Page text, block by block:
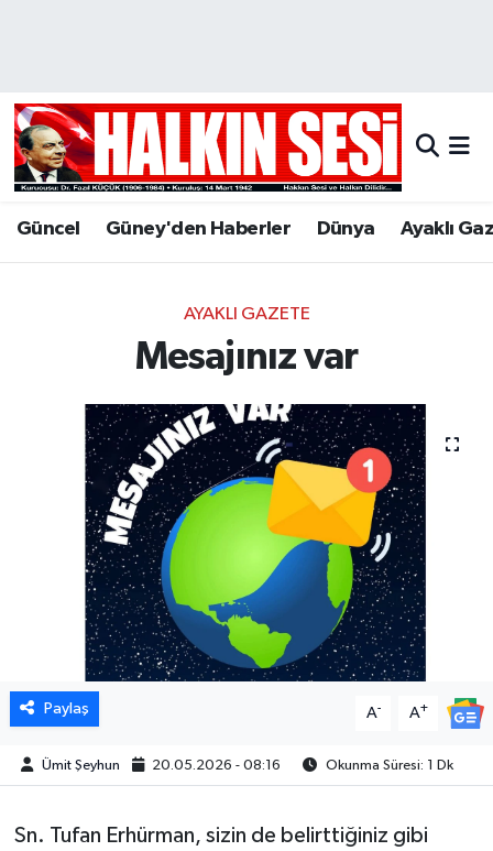
Güncel Güney'den Haberler Dünya Ayaklı
AYAKLI GAZETE
Mesajınız var
Paylaş A- A+
Ümit Şeyhun 20.05.2026 - 08:16 Okunma Süresi: 1 Dk
Sn. Tufan Erhürman, sizin de belirttiğiniz gibi
Hava Durumu
Trafik Durumu
Tüm Manşetler
Son Dakika Haberleri
Haber Arşivi